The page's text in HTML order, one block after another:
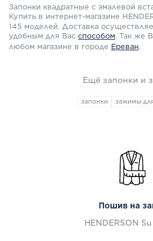
Запонки квадратные с эмалевой
Купить в интернет-магазине
145 моделей. Доставка
удобным для Вас способом. Так же
любом магазине в городе Ереван.
Ещё запонки и
запонки зажимы
Пошив на
HENDERSON